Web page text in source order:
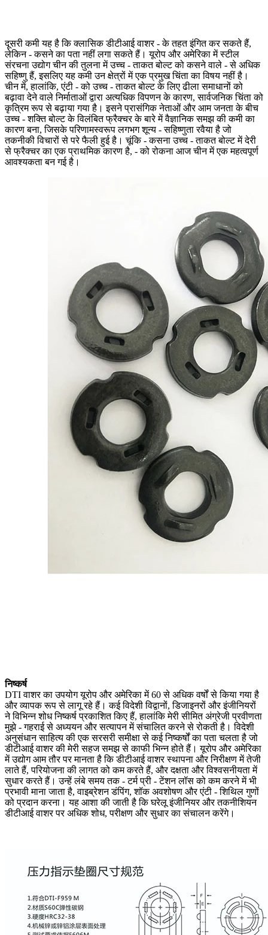
दूसरी कमी यह है कि क्लासिक डीटीआई वाशर - के तहत इंगित कर सकते हैं,
लेकिन - कसने का पता नहीं लगा सकते हैं। यूरोप और अमेरिका में स्टील
संरचना उद्योग चीन की तुलना में उच्च - ताकत बोल्ट को कसने वाले - से अधिक
सहिष्णु हैं, इसलिए यह कमी उन क्षेत्रों में एक प्रमुख चिंता का विषय नहीं है।
चीन में, हालांकि, एंटी - को उच्च - ताकत बोल्ट के लिए ढीला समाधानों को
बढ़ावा देने वाले निर्माताओं द्वारा अत्यधिक विपणन के कारण, सार्वजनिक चिंता को
कृत्रिम रूप से बढ़ाया गया है। इसने प्रासंगिक नेताओं और आम जनता के बीच
उच्च - शक्ति बोल्ट के विलंबित फ्रैक्चर के बारे में वैज्ञानिक समझ की कमी का
कारण बना, जिसके परिणामस्वरूप लगभग शून्य - सहिष्णुता रवैया है जो
तकनीकी विचारों से परे फैली हुई है। चूंकि - कसना उच्च - ताकत बोल्ट में देरी
से फ्रैक्चर का एक प्राथमिक कारण है, - को रोकना आज चीन में एक महत्वपूर्ण
आवश्यकता बन गई है।
निष्कर्ष
DTI वाशर का उपयोग यूरोप और अमेरिका में 60 से अधिक वर्षों से किया गया है
और व्यापक रूप से लागू रहे हैं। कई विदेशी विद्वानों, डिजाइनरों और इंजीनियरों
ने विभिन्न शोध निष्कर्ष प्रकाशित किए हैं, हालांकि मेरी सीमित अंग्रेजी प्रवीणता
मुझे - गहराई से अध्ययन और सत्यापन में संचालित करने से रोकती है। विदेशी
अनुसंधान साहित्य की एक सरसरी समीक्षा से कई निष्कर्षों का पता चलता है जो
डीटीआई वाशर की मेरी सहज समझ से काफी भिन्न होते हैं। यूरोप और अमेरिका
में उद्योग आम तौर पर मानता है कि डीटीआई वाशर स्थापना और निरीक्षण में तेजी
लाते हैं, परियोजना की लागत को कम करते हैं, और दक्षता और विश्वसनीयता में
सुधार करते हैं। उन्हें लंबे समय तक - टर्म प्री - टेंशन लॉस को कम करने में भी
प्रभावी माना जाता है, वाइब्रेशन डंपिंग, शॉक अवशोषण और एंटी - शिथिल गुणों
को प्रदान करना। यह आशा की जाती है कि घरेलू इंजीनियर और तकनीशियन
डीटीआई वाशर पर अधिक शोध, परीक्षण और सुधार का संचालन करेंगे।